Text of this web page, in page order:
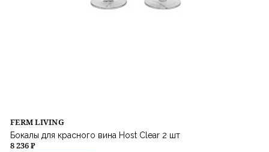
FERM LIVING
Бокалы для красного вина Host Clear 2 шт
8 236 ₽